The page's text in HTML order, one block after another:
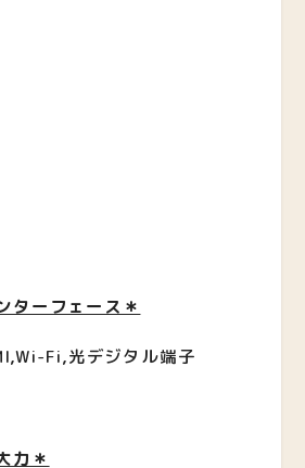
ターフェース＊
Fi,光デジタル端子
力＊